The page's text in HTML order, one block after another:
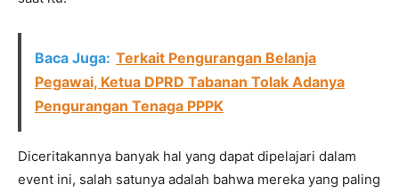
Baca Juga: Terkait Pengurangan Belanja
Pegawai, Ketua DPRD Tabanan Tolak Adanya
Pengurangan Tenaga PPPK
Diceritakannya banyak hal yang dapat dipelajari dalam
event ini, salah satunya adalah bahwa mereka yang paling